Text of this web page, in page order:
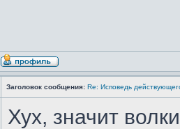
Заголовок сообщения: Re: Исповедь
Хух, значит